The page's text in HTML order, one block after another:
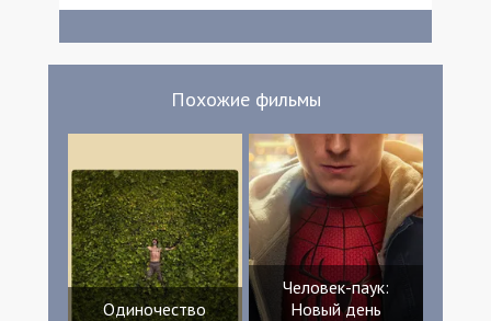
Похожие фильмы
Одиночество
Человек-паук:
Новый день